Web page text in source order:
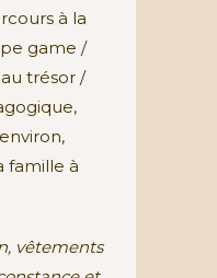
à la
game /
trésor /
famille à
vêtements